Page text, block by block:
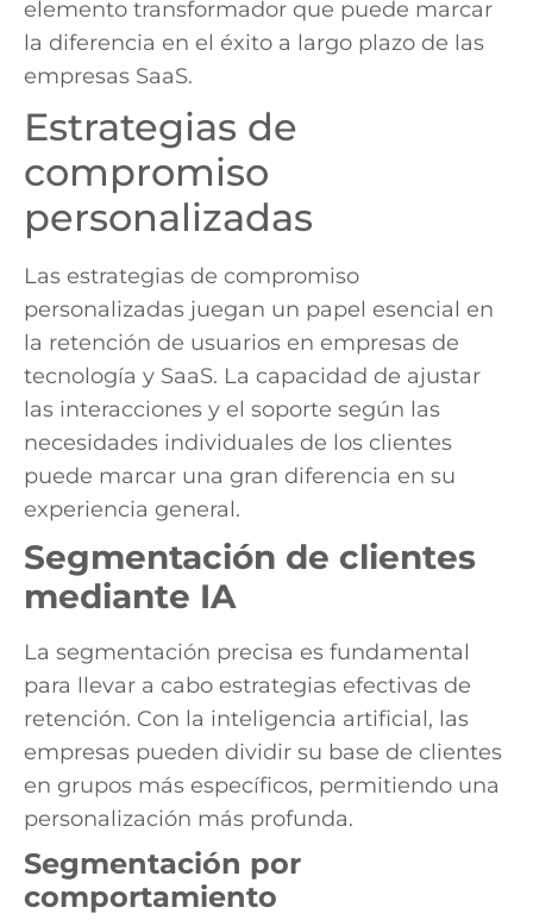
elemento transformador que puede marcar
la diferencia en el éxito a largo plazo de las
empresas SaaS.
Estrategias de
compromiso
personalizadas
Las estrategias de compromiso
personalizadas juegan un papel esencial en
la retención de usuarios en empresas de
tecnología y SaaS. La capacidad de ajustar
las interacciones y el soporte según las
necesidades individuales de los clientes
puede marcar una gran diferencia en su
experiencia general.
Segmentación de clientes
mediante IA
La segmentación precisa es fundamental
para llevar a cabo estrategias efectivas de
retención. Con la inteligencia artificial, las
empresas pueden dividir su base de clientes
en grupos más específicos, permitiendo una
personalización más profunda.
Segmentación por
comportamiento